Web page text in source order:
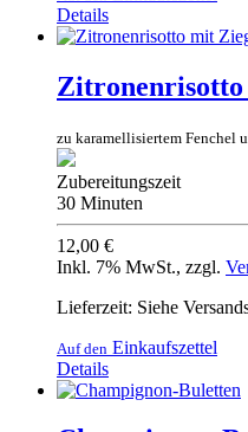
Details
Zitronenrisotto
zu karamellisiertem Fenchel
Zubereitungszeit
30 Minuten
12,00 €
Inkl. 7% MwSt., zzgl.
Lieferzeit: Siehe
Auf den Einkaufszettel
Details